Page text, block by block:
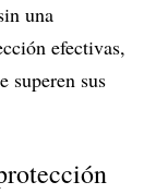
una
efectivas,
superen sus